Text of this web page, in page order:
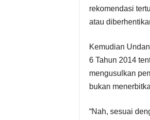
rekomendasi
atau
Kemudian
6 Tahun 2014
mengusulkan
bukan
“Nah, sesuai